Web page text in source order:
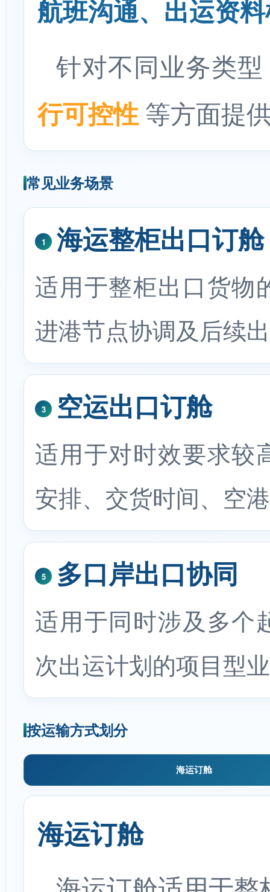
航班沟通、出运资
针对不同业务类
行可控性等方面提
常见业务场景
1 海运整柜出口订舱
适用于整柜出口货物
进港节点协调及后续
3 空运出口订舱
适用于对时效要求较
安排、交货时间、空
5 多口岸出口协同
适用于同时涉及多个
次出运计划的项目型
按运输方式划分
海运订舱
海运订舱